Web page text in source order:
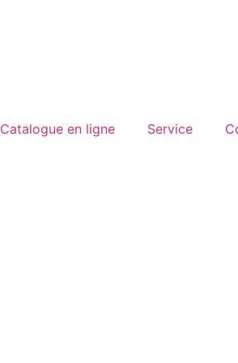
Catalogue en ligne Service